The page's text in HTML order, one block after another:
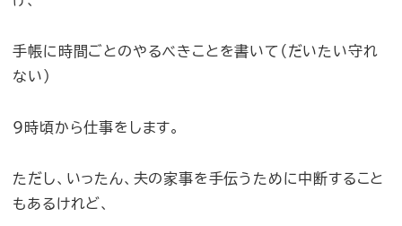
手帳に時間ごとのやるべきことを書いて（だいたい守れ
ない）
9時頃から仕事をします。
ただし、いったん、夫の家事を手伝うために中断すること
もあるけれど、